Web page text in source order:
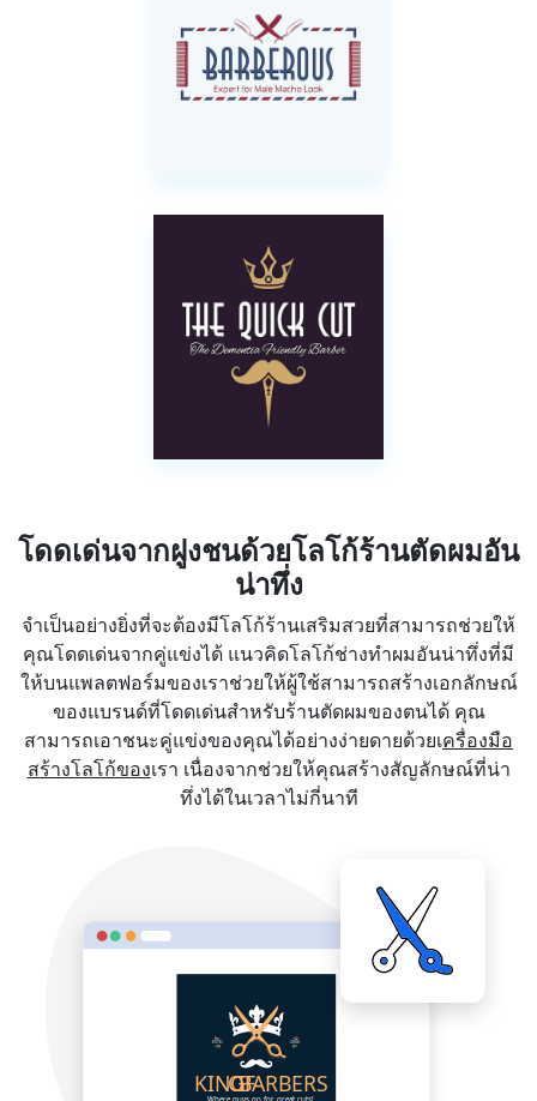
โดดเด่นจากฝูงชนด้วยโลโก้ร้านตัดผมอัน
น่าทึ่ง
จำเป็นอย่างยิ่งที่จะต้องมีโลโก้ร้านเสริมสวยที่สามารถช่วยให้
คุณโดดเด่นจากคู่แข่งได้ แนวคิดโลโก้ช่างทำผมอันน่าทึ่งที่มี
ให้บนแพลตฟอร์มของเราช่วยให้ผู้ใช้สามารถสร้างเอกลักษณ์
ของแบรนด์ที่โดดเด่นสำหรับร้านตัดผมของตนได้ คุณ
สามารถเอาชนะคู่แข่งของคุณได้อย่างง่ายดายด้วยเครื่องมือ
สร้างโลโก้ของเรา เนื่องจากช่วยให้คุณสร้างสัญลักษณ์ที่น่า
ทึ่งได้ในเวลาไม่กี่นาที